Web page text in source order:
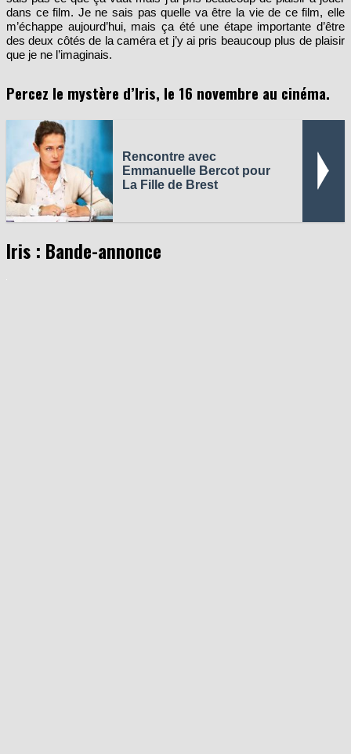
dans ce film. Je ne sais pas quelle va être la vie de ce film, elle
m’échappe aujourd’hui, mais ça été une étape importante d’être
des deux côtés de la caméra et j’y ai pris beaucoup plus de plaisir
que je ne l’imaginais.
Percez le mystère d’Iris, le 16 novembre au cinéma.
Rencontre avec
Emmanuelle Bercot pour
La Fille de Brest
Iris : Bande-annonce